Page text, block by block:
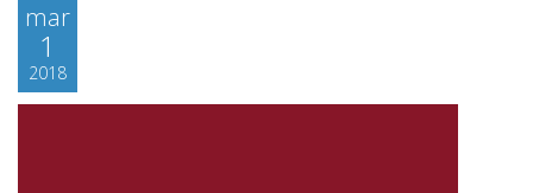
mar
1
2018